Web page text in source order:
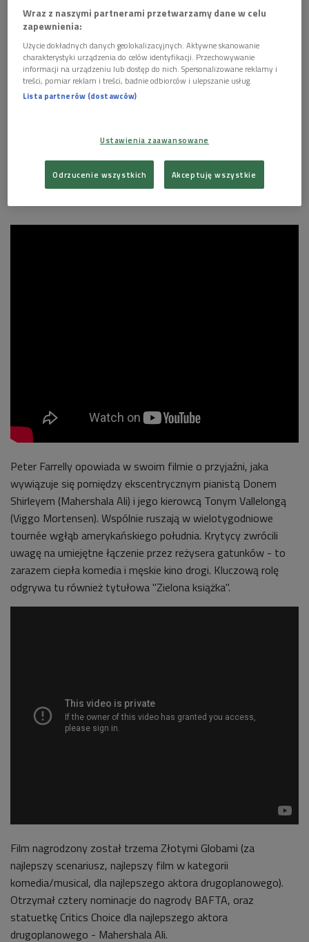
Film był nominowany w pięciu kategoriach, zdobył statuetki
w trzech: za "Najlepszy film", "Najlepszą rolę drugoplanową"
oraz "Najlepszy scenariusz oryginalny".
And the#Oscarswinner is...
pic.twitter.com/udBCWUKaSI
W tej kategorii o statuetkę walczyły takie tytuły, jak:
"Czarna Pantera", "Czarne bractwo.BlacKkKlansman",
Bohemian Rhapsody", "Roma", "Vice" i "Faworyta".
Peter Farrelly opowiada w swoim filmie o przyjaźni, jaka
wywiązuje się pomiędzy ekscentrycznym pianistą Donem
Shirleyem (Mahershala Ali) i jego kierowcą Tonym Vallelongą
(Viggo Mortensen). Wspólnie ruszają wwielotygodniowe
tournée wgłąb amerykańskiego południa. Krytycy zwrócili
uwagę na umiejętne łączenie przez reżysera gatunków - to
zarazem ciepła komedia i męskie kino drogi. Kluczową rolę
odgrywa tu również tytułowa "Zielona książka".
Film nagrodzony został trzema Złotymi Globami (za
najlepszy scenariusz, najlepszy film w kategorii
komedia/musical, dla najlepszego aktora drugoplanowego).
Otrzymał cztery nominacje do nagrody BAFTA, oraz
statuetkę Critics Choice dla najlepszego aktora
drugoplanowego - MahershalaAli.
Wraz z naszymi partnerami przetwarzamy dane w celu
zapewnienia:
Użycie dokładnych danych geolokalizacyjnych. Aktywne skanowanie
charakterystyki urządzenia do celów identyfikacji. Przechowywanie
informacji na urządzeniu lub dostęp do nich. Spersonalizowane reklamy i
treści, pomiar reklam i treści, badnie odbiorców i ulepszanie usług.
Lista partnerów (dostawców)
Ustawienia zaawansowane
Odrzucenie wszystkich Akceptuję wszystkie